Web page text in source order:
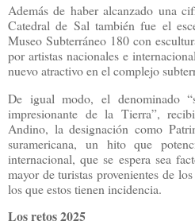
Además de haber alcanzado una
Catedral de Sal también fue el
Museo Subterráneo 180 con
por artistas nacionales e
nuevo atractivo en el complejo
De igual modo, el denominado
impresionante de la Tierra”,
Andino, la designación como
suramericana, un hito que
internacional, que se espera sea
mayor de turistas provenientes de
los que estos tienen incidencia.
Los retos 2025